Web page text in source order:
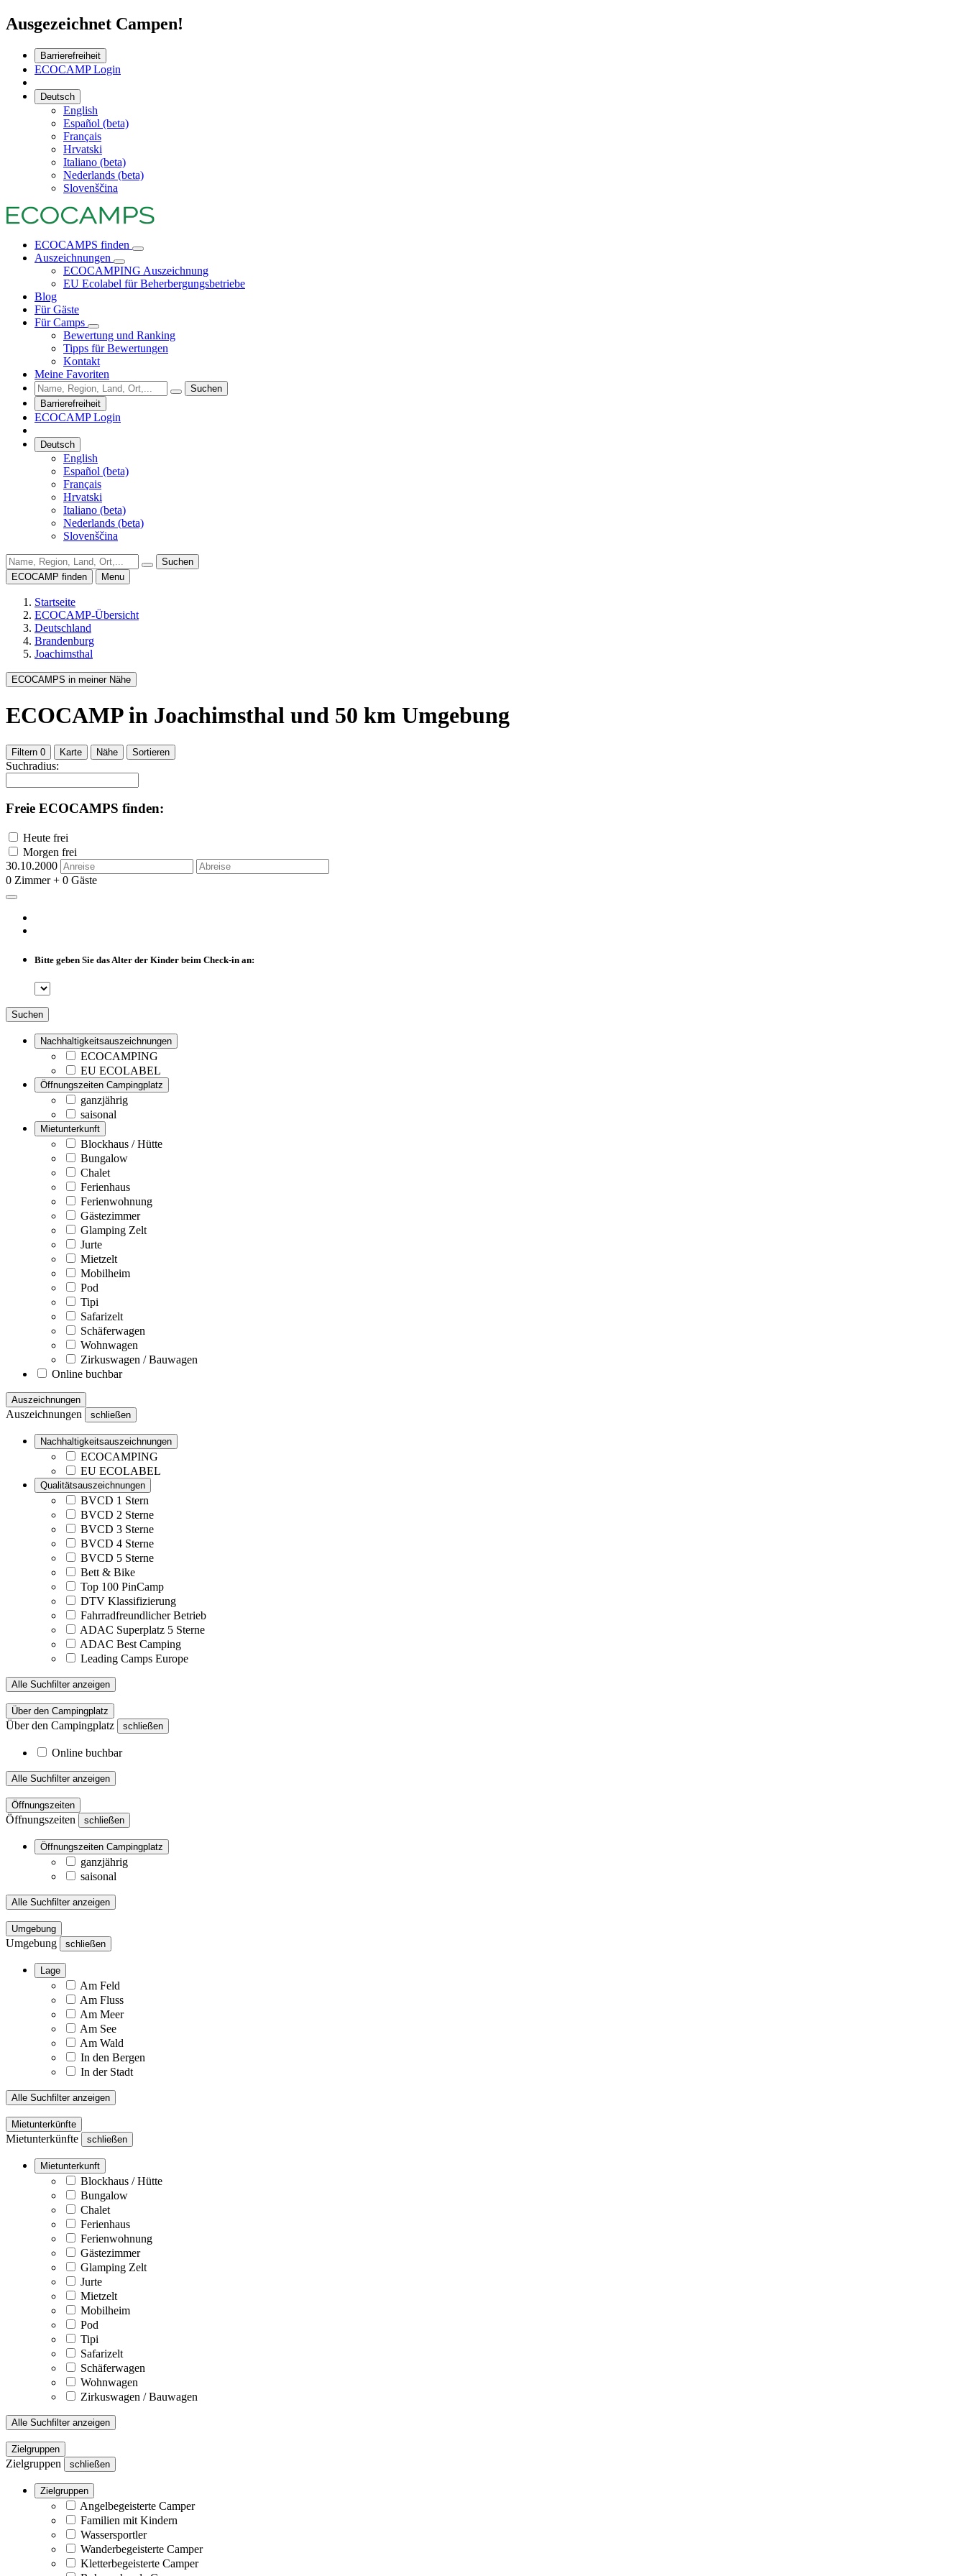
Ausgezeichnet Campen!
Barrierefreiheit
ECOCAMP Login
Deutsch
English
Español (beta)
Français
Hrvatski
Italiano (beta)
Nederlands (beta)
Slovenščina
ECOCAMPS finden
Auszeichnungen
ECOCAMPING Auszeichnung
EU Ecolabel für Beherbergungsbetriebe
Blog
Für Gäste
Für Camps
Bewertung und Ranking
Tipps für Bewertungen
Kontakt
Meine Favoriten
Suchen
Barrierefreiheit
ECOCAMP Login
Deutsch
English
Español (beta)
Français
Hrvatski
Italiano (beta)
Nederlands (beta)
Slovenščina
Suchen
ECOCAMP finden
Menu
Startseite
ECOCAMP-Übersicht
Deutschland
Brandenburg
Joachimsthal
ECOCAMPS in meiner Nähe
ECOCAMP in Joachimsthal und 50 km Umgebung
Filtern 0 Karte Nähe Sortieren
Suchradius:
Freie ECOCAMPS finden:
Heute frei
Morgen frei
30.10.2000
0 Zimmer + 0 Gäste
Bitte geben Sie das Alter der Kinder beim Check-in an:
Suchen
Nachhaltigkeitsauszeichnungen
ECOCAMPING
EU ECOLABEL
Öffnungszeiten Campingplatz
ganzjährig
saisonal
Mietunterkunft
Blockhaus / Hütte
Bungalow
Chalet
Ferienhaus
Ferienwohnung
Gästezimmer
Glamping Zelt
Jurte
Mietzelt
Mobilheim
Pod
Tipi
Safarizelt
Schäferwagen
Wohnwagen
Zirkuswagen / Bauwagen
Online buchbar
Auszeichnungen
Auszeichnungen schließen
Nachhaltigkeitsauszeichnungen
ECOCAMPING
EU ECOLABEL
Qualitätsauszeichnungen
BVCD 1 Stern
BVCD 2 Sterne
BVCD 3 Sterne
BVCD 4 Sterne
BVCD 5 Sterne
Bett & Bike
Top 100 PinCamp
DTV Klassifizierung
Fahrradfreundlicher Betrieb
ADAC Superplatz 5 Sterne
ADAC Best Camping
Leading Camps Europe
Alle Suchfilter anzeigen
Über den Campingplatz
Über den Campingplatz schließen
Online buchbar
Alle Suchfilter anzeigen
Öffnungszeiten
Öffnungszeiten schließen
Öffnungszeiten Campingplatz
ganzjährig
saisonal
Alle Suchfilter anzeigen
Umgebung
Umgebung schließen
Lage
Am Feld
Am Fluss
Am Meer
Am See
Am Wald
In den Bergen
In der Stadt
Alle Suchfilter anzeigen
Mietunterkünfte
Mietunterkünfte schließen
Mietunterkunft
Blockhaus / Hütte
Bungalow
Chalet
Ferienhaus
Ferienwohnung
Gästezimmer
Glamping Zelt
Jurte
Mietzelt
Mobilheim
Pod
Tipi
Safarizelt
Schäferwagen
Wohnwagen
Zirkuswagen / Bauwagen
Alle Suchfilter anzeigen
Zielgruppen
Zielgruppen schließen
Zielgruppen
Angelbegeisterte Camper
Familien mit Kindern
Wassersportler
Wanderbegeisterte Camper
Kletterbegeisterte Camper